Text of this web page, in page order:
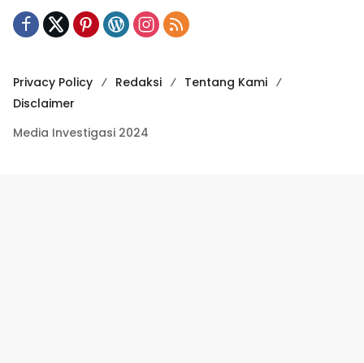
Privacy Policy Redaksi
Tentang Kami
Disclaimer
Media Investigasi 2024